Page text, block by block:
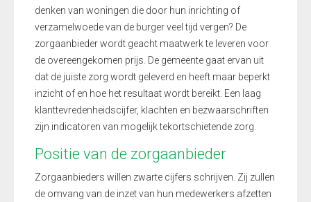
denken van woningen die door hun inrichting of
verzamelwoede van de burger veel tijd vergen? De
zorgaanbieder wordt geacht maatwerk te leveren voor
de overeengekomen prijs. De gemeente gaat ervan uit
dat de juiste zorg wordt geleverd en heeft maar beperkt
inzicht of en hoe het resultaat wordt bereikt. Een laag
klanttevredenheidscijfer, klachten en bezwaarschriften
zijn indicatoren van mogelijk tekortschietende zorg.
Positie van de zorgaanbieder
Zorgaanbieders willen zwarte cijfers schrijven. Zij zullen
de omvang van de inzet van hun medewerkers afzetten